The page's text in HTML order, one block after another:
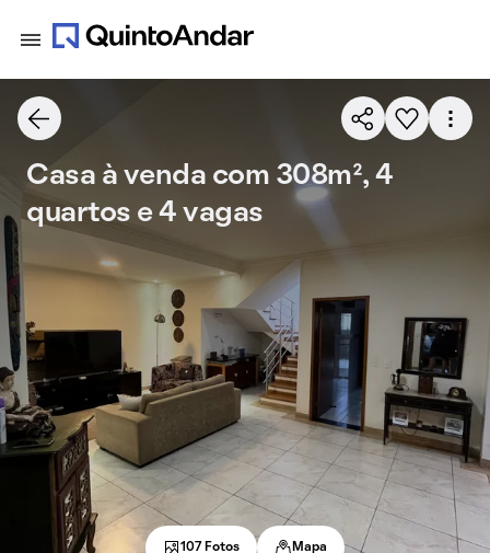
Casa à venda com 308m², 4
quartos e 4 vagas
107 Fotos Mapa